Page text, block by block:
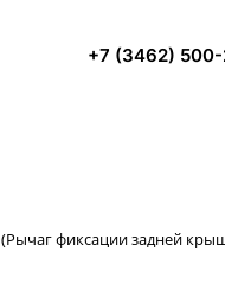
+7 (3462)
фиксации задней